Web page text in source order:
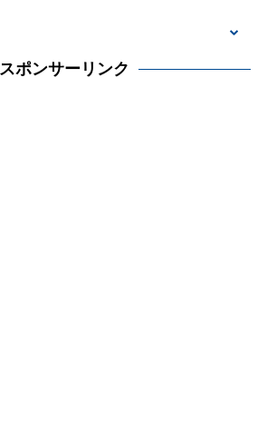
スポンサーリンク